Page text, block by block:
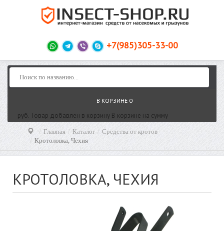
+7(985)305-33-00
В КОРЗИНЕ 0
руб. Товар добавлен в корзину В корзине на сумму
Главная Каталог
Средства от кротов
Кротоловка, Чехия
КРОТОЛОВКА, ЧЕХИЯ